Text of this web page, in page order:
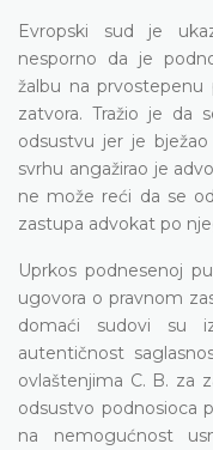
Evropski sud je
nesporno da je
žalbu na
zatvora. Tražio je da
odsustvu jer je
svrhu angažirao je
ne može reći da se
zastupa advokat po
Uprkos podnesenoj
ugovora o pravnom
domaći sudovi su
autentičnost
ovlaštenjima C. B. za
odsustvo podnosioca
na nemogućnost